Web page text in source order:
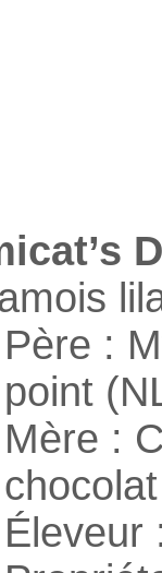
Père :
point
Mère :
Éleveur